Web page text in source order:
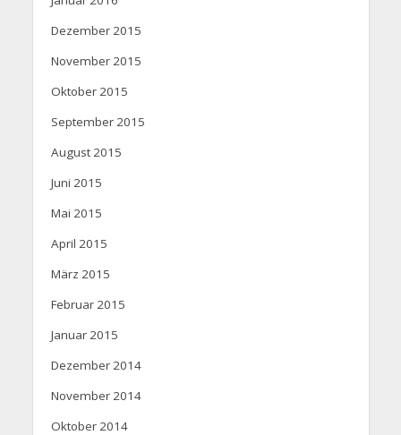
Dezember 2015
November 2015
Oktober 2015
September 2015
August 2015
Juni 2015
Mai 2015
April 2015
März 2015
Februar 2015
Januar 2015
Dezember 2014
November 2014
Oktober 2014